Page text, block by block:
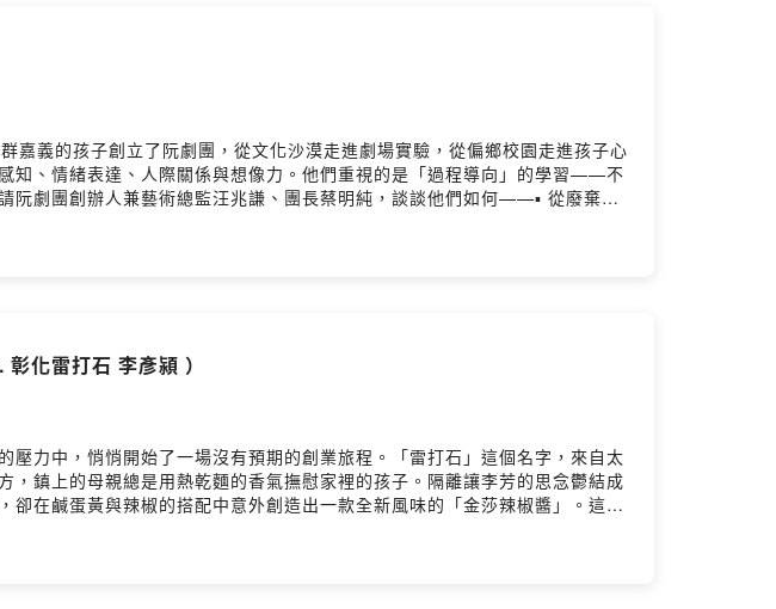
https://twrr.org.tw/zh-TWFacebook ▶️ https://www.facebook.com/twrrf
commentsPowered by Firstory Hosting
嘉義的孩子創立了阮劇團，從文化沙漠走進劇場實驗，從偏鄉校園走進孩子心
知、情緒表達、人際關係與想像力。他們重視的是「過程導向」的學習——不
阮劇團創辦人兼藝術總監汪兆謙、團長蔡明純，談談他們如何——▪ 從廢棄軍
於教育、藝術與社會參與的深刻對話。本集也介紹阮劇團在空總登場的四齣
commentsPowered by Firstory Hosting
化雷打石 李彥潁 ）
力中，悄悄開始了一場沒有預期的創業旅程。「雷打石」這個名字，來自太
鎮上的母親總是用熱乾麵的香氣撫慰家裡的孩子。隔離讓李芳的思念鬱結成
在鹹蛋黃與辣椒的搭配中意外創造出一款全新風味的「金莎辣椒醬」。這罐
蛋殼，於是動手實驗，把這些被視為「垃圾」的殘餘物，變成盤子、燈具、